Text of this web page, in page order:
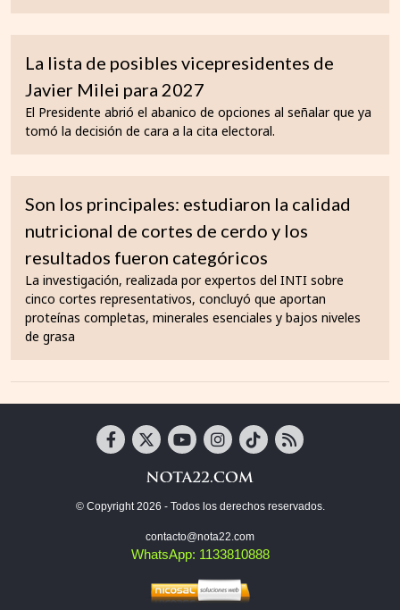
La lista de posibles vicepresidentes de
Javier Milei para 2027
El Presidente abrió el abanico de opciones al señalar que ya
tomó la decisión de cara a la cita electoral.
Son los principales: estudiaron la calidad
nutricional de cortes de cerdo y los
resultados fueron categóricos
La investigación, realizada por expertos del INTI sobre
cinco cortes representativos, concluyó que aportan
proteínas completas, minerales esenciales y bajos niveles
de grasa
© Copyright 2026 - Todos los derechos reservados.
contacto@nota22.com
WhatsApp: 1133810888